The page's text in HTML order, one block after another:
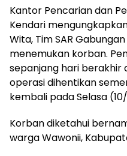
Kantor Pencarian dan
Kendari
Wita, Tim SAR
menemukan korban.
sepanjang hari berakhir
operasi dihentikan
kembali pada Selasa
Korban diketahui
warga Wawonii,